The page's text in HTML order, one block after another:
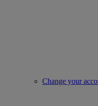
Change your